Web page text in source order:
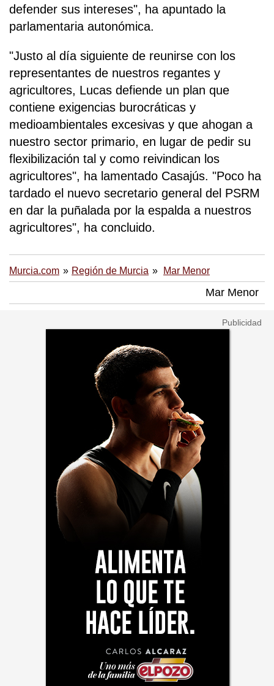
defender sus intereses", ha apuntado la
parlamentaria autonómica.
"Justo al día siguiente de reunirse con los
representantes de nuestros regantes y
agricultores, Lucas defiende un plan que
contiene exigencias burocráticas y
medioambientales excesivas y que ahogan a
nuestro sector primario, en lugar de pedir su
flexibilización tal y como reivindican los
agricultores", ha lamentado Casajús. "Poco ha
tardado el nuevo secretario general del PSRM
en dar la puñalada por la espalda a nuestros
agricultores", ha concluido.
Murcia.com Región de Murcia Mar Menor
Mar Menor